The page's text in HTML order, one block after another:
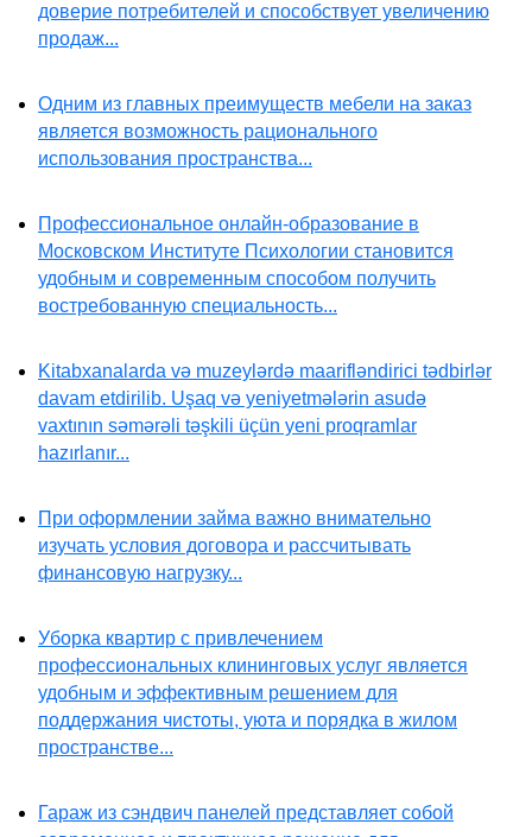
доверие потребителей и способствует увеличению
продаж...
Одним из главных преимуществ мебели на заказ
является возможность рационального
использования пространства...
Профессиональное онлайн-образование в
Московском Институте Психологии становится
удобным и современным способом получить
востребованную специальность...
Kitabxanalarda və muzeylərdə maarifləndirici tədbirlər
davam etdirilib. Uşaq və yeniyetmələrin asudə
vaxtının səmərəli təşkili üçün yeni proqramlar
hazırlanır...
При оформлении займа важно внимательно
изучать условия договора и рассчитывать
финансовую нагрузку...
Уборка квартир с привлечением
профессиональных клининговых услуг является
удобным и эффективным решением для
поддержания чистоты, уюта и порядка в жилом
пространстве...
Гараж из сэндвич панелей представляет собой